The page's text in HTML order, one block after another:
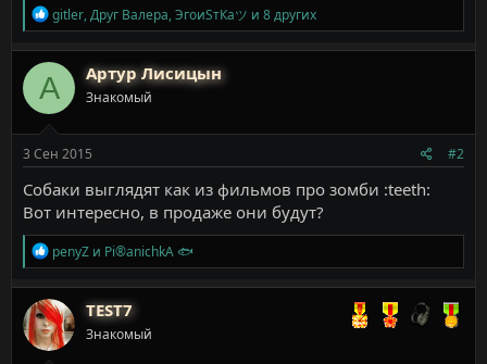
Р
е
а
к
ц
и
и
gitler,Друг Валера,ЭгоиSтКаツ и 8 других
А Артур Лисицын
Знакомый
3 Сен 2015 #2
Собаки выглядят как из фильмов про зомби :teeth:
Вот интересно, в продаже они будут?
Р
е
а
к
ц
и
и
penyZ и Pi®anichkA 🐟
TEST7
Знакомый